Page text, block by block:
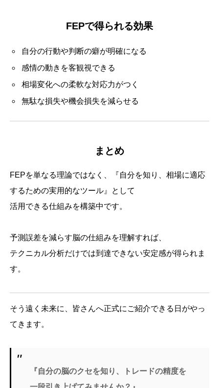
FEPで得られる効果
自分の行動や判断の癖が明確になる
感情の動きを客観視できる
相場変化への柔軟な対応力がつく
無駄な損失や機会損失を減らせる
まとめ
FEPを単なる理論ではなく、『自分を知り、相場に適応
するための実用的なツール』として
活用できる仕組みを構築中です。
予測誤差を減らす脳の仕組みを理解すれば、
テクニカル分析だけでは到達できない安定感が得られま
す。
そう遠く未来に、皆さんへ正式にご紹介できる日がやっ
てきます。
『自分の脳のクセを知り、トレードの精度を